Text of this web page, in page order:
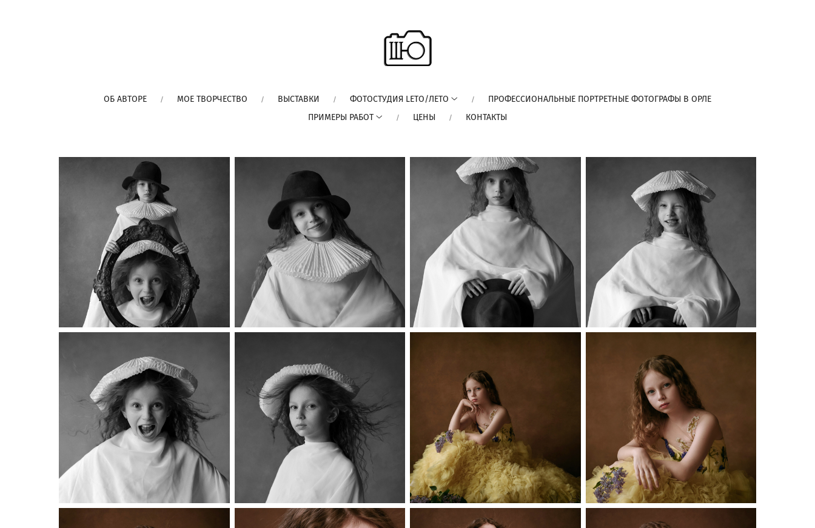
ОБ АВТОРЕ МОЕ ТВОРЧЕСТВО ВЫСТАВКИ ФОТОСТУДИЯ LETO/ЛЕТО
ПРОФЕССИОНАЛЬНЫЕ ПОРТРЕТНЫЕ ФОТОГРАФЫ В ОРЛЕ
ПРИМЕРЫ РАБОТ
ЦЕНЫ КОНТАКТЫ